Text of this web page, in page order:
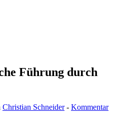
Führung durch
Christian Schneider- Kommentar